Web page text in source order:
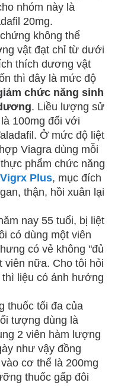
nhóm này là
20mg.
không thể
vật đạt chỉ từ dưới
thích dương vật
thì đây là mức độ
chức năng sinh
. Liều lượng sử
100mg đối với
Ở mức độ liệt
Viagra dùng mỗi
phẩm chức năng
Vigrx Plus, mục đích
thận, hồi xuân lại
nay 55 tuổi, bị liệt
có dùng một viên
có vẻ không "đủ
viên nữa. Cho tôi hỏi
liệu có ảnh hưởng
thuốc tối đa của
tượng dùng là
2 viên hàm lượng
như vậy đồng
cơ thể là 200mg
thuốc gấp đôi